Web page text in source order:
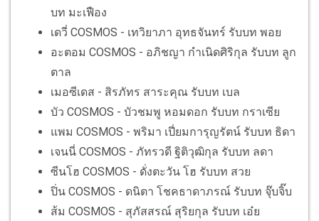
บท มะเฟือง
เดวี่ COSMOS - เทวิยาภา อุทธจันทร์ รับบท พอย
อะตอม COSMOS - อภิชญา กำเนิดศิริกุล รับบท ลูก
ตาล
เมอซีเดส - สิรภัทร สาระคุณ รับบท เบล
บัว COSMOS - บัวชมพู หอมดอก รับบท กราเซีย
แพม COSMOS - พริมา เปี่ยมการุญรัตน์ รับบท ธิดา
เจนนี่ COSMOS - ภัทรวดี ฐิติวุฒิกุล รับบท ลดา
ซีนโฮ COSMOS - ดั่งตะวัน โฮ รับบท สวย
ปิ่น COSMOS - ดนิตา โชคธาดาภรณ์ รับบท จุ๊บจิ๊บ
ส้ม COSMOS - สุภัสสรณ์ สุริยกุล รับบท เอ๋ย